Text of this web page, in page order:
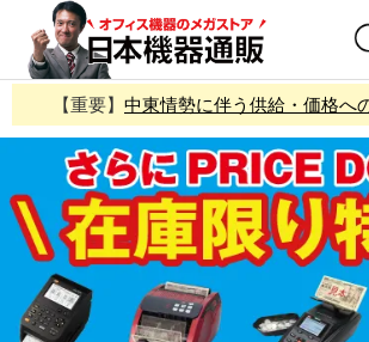
【重要】 中東情勢に伴う供給・価格へ